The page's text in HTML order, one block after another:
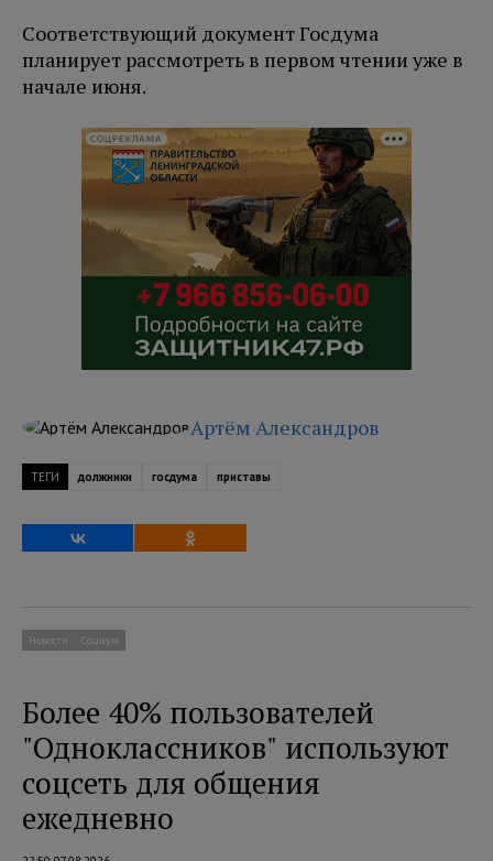
Соответствующий документ Госдума
планирует рассмотреть в первом чтении уже в
начале июня.
СОЦРЕКЛАМА
Артём Александров
ТЕГИ должники госдума приставы
Новости Социум
Более 40% пользователей
"Одноклассников" используют
соцсеть для общения
ежедневно